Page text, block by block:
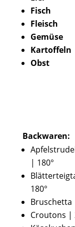
Fisch
Fleisch
Gemüse
Kartoffeln
Obst
Backwaren:
| 180°
180°
Croutons |